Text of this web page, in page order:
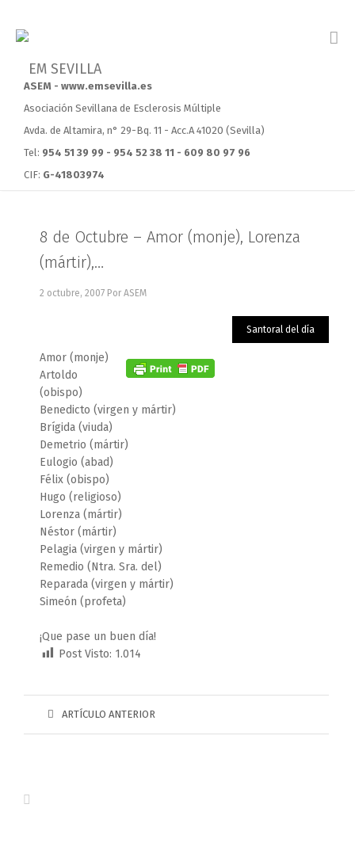
ASEM - www.emsevilla.es
Asociación Sevillana de Esclerosis Múltiple
Avda. de Altamira, n° 29-Bq. 11 - Acc.A 41020 (Sevilla)
Tel: 954 51 39 99 - 954 52 38 11 - 609 80 97 96
CIF: G-41803974
8 de Octubre – Amor (monje), Lorenza
(mártir),…
2 octubre, 2007 Por ASEM
Santoral del día
Amor (monje)
Artoldo
(obispo)
Benedicto (virgen y mártir)
Brígida (viuda)
Demetrio (mártir)
Eulogio (abad)
Félix (obispo)
Hugo (religioso)
Lorenza (mártir)
Néstor (mártir)
Pelagia (virgen y mártir)
Remedio (Ntra. Sra. del)
Reparada (virgen y mártir)
Simeón (profeta)
¡Que pase un buen día!
Post Visto: 1.014
ARTÍCULO ANTERIOR